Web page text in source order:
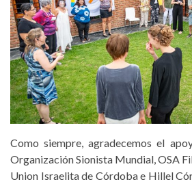
Como siempre, agradecemos el
Organización Sionista Mundial, OSA
Union Israelita de Córdoba e Hillel